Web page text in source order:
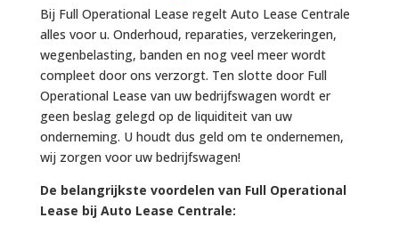
Bij Full Operational Lease regelt Auto Lease Centrale
alles voor u. Onderhoud, reparaties, verzekeringen,
wegenbelasting, banden en nog veel meer wordt
compleet door ons verzorgt. Ten slotte door Full
Operational Lease van uw bedrijfswagen wordt er
geen beslag gelegd op de liquiditeit van uw
onderneming. U houdt dus geld om te ondernemen,
wij zorgen voor uw bedrijfswagen!
De belangrijkste voordelen van Full Operational
Lease bij Auto Lease Centrale: